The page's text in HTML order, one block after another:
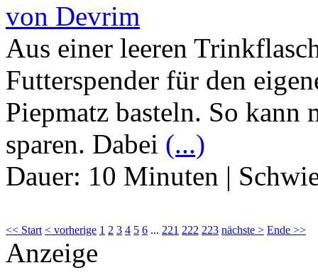
von Devrim
Aus einer leeren
Futterspender für den
Piepmatz basteln. So kann
sparen. Dabei (...)
Dauer: 10 Minuten |
<< Start < vorherige 1 2 3 4 5 6 ... 221 222 223 nächste > Ende >>
Anzeige